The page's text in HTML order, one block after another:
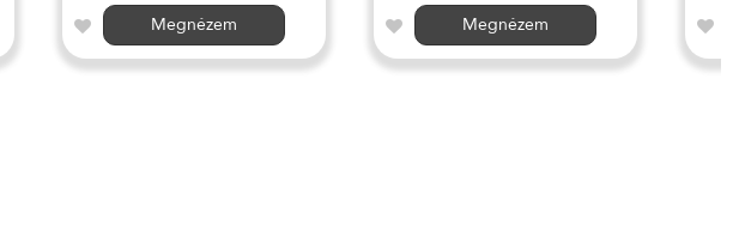
Megnézem
Megnézem